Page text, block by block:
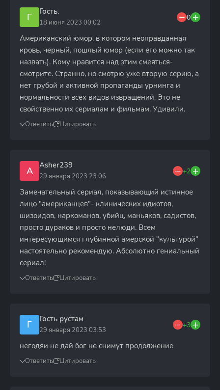
Г Гость.
18 июня 2023 00:02
0
Американский юмор, в котором неоправданная
кровь, черный, пошлый юмор (если его можно так
назвать). Кому нравится над этим смеяться-
смотрите. Странно, но смотрю уже вторую серию, а
нет грубой и активной пропаганды урнинга и
нормальности всех видов извращений. Это не
свойственно их сериалам и фильмам. Удивили.
Ответить Цитировать
A Asher239
29 января 2023 23:06
+2
Замечательный сериал, показывающий истинное
лицо "американцев"- клинических идиотов,
шизоидов, наркоманов, убийц, маньяков, садистов,
просто дураков и просто нелюди. Всем
интересующимся глубинной амерской "культурой"
настоятельно рекомендую. Абсолютно гениальный
сериал!
Ответить Цитировать
Г Гость рустам
29 января 2023 03:53
+3
негодяи не дай бог не снимут продолжение
Ответить Цитировать